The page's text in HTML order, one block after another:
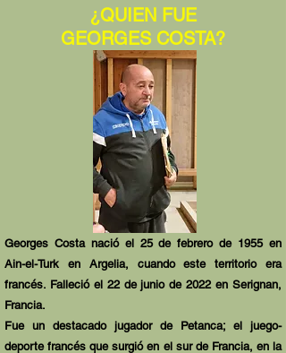
¿QUIEN FUE
GEORGES COSTA?
Georges Costa nació el 25 de febrero de 1955 en
Ain-el-Turk en Argelia, cuando este territorio era
francés. Falleció el 22 de junio de 2022 en Serignan,
Francia.
Fue un destacado jugador de Petanca; el juego-
deporte francés que surgió en el sur de Francia, en la